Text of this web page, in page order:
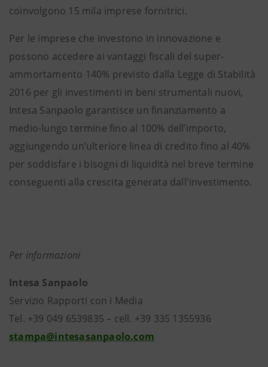
coinvolgono 15 mila imprese fornitrici.
Per le imprese che investono in innovazione e
possono accedere ai vantaggi fiscali del super-
ammortamento 140% previsto dalla Legge di Stabilità
2016 per gli investimenti in beni strumentali nuovi,
Intesa Sanpaolo garantisce un finanziamento a
medio-lungo termine fino al 100% dell’importo,
aggiungendo un’ulteriore linea di credito fino al 40%
per soddisfare i bisogni di liquidità nel breve termine
conseguenti alla crescita generata dall'investimento.
Per informazioni
Intesa Sanpaolo
Servizio Rapporti con i Media
Tel. +39 049 6539835 – cell. +39 335 1355936
stampa@intesasanpaolo.com